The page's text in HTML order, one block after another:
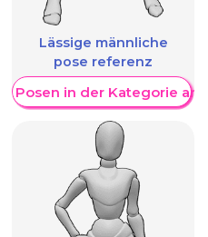
Lässige männliche
pose referenz
Posen in der Kategorie